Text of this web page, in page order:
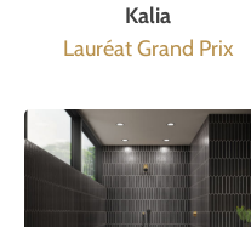
Kalia
Lauréat Grand Prix